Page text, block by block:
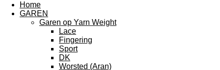
Home
GAREN
Garen op Yarn Weight
Lace
Fingering
Sport
DK
Worsted (Aran)